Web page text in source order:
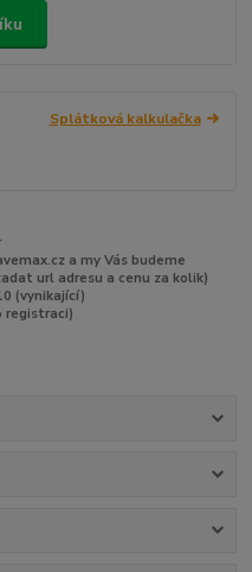
Splátková kalkulačka
a my Vás budeme
url adresu a cenu za kolik)
(vynikající)
registraci)